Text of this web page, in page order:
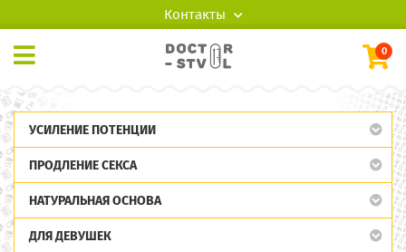
Контакты
0
УСИЛЕНИЕ ПОТЕНЦИИ
ПРОДЛЕНИЕ СЕКСА
НАТУРАЛЬНАЯ ОСНОВА
ДЛЯ ДЕВУШЕК